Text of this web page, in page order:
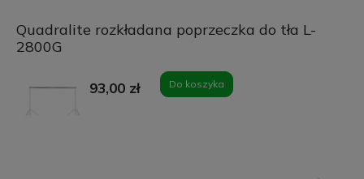
Quadralite rozkładana poprzeczka do tła L-
2800G
93,00 zł Do koszyka